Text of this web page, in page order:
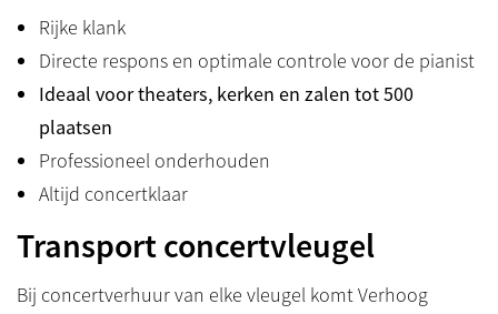
Rijke klank
Directe respons en optimale controle voor de pianist
Ideaal voor theaters, kerken en zalen tot 500
plaatsen
Professioneel onderhouden
Altijd concertklaar
Transport concertvleugel
Bij concertverhuur van elke vleugel komt Verhoog